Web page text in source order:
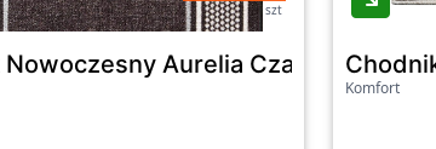
szt
Aurelia Czarny 100Cm
Komfort